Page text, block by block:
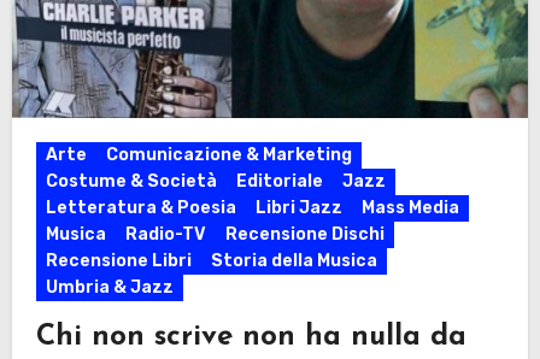
Arte
Comunicazione & Marketing
Costume & Società
Editoriale
Jazz
Letteratura & Poesia
Libri Jazz
Mass Media
Musica
Radio-TV
Recensione Dischi
Recensione Libri
Storia della Musica
Umbria & Jazz
Chi non scrive non ha nulla da